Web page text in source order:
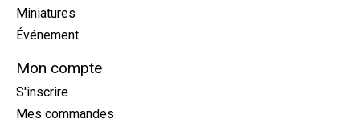
Miniatures
Événement
Mon compte
S'inscrire
Mes commandes